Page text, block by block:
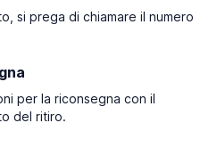
si prega di chiamare il numero
per la riconsegna con il
del ritiro.